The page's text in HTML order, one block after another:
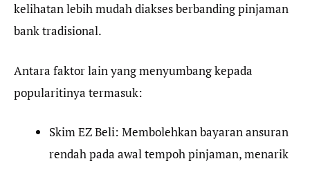
kelihatan lebih mudah diakses berbanding pinjaman
bank tradisional.
Antara faktor lain yang menyumbang kepada
popularitinya termasuk:
Skim EZ Beli: Membolehkan bayaran ansuran
rendah pada awal tempoh pinjaman, menarik